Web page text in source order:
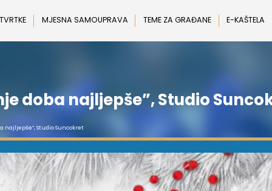
MJESNA SAMOUPRAVA TEME ZA GRAĐANE E-KAŠTELA
doba najljepše”, Studio
najljepše”, Studio Suncokret